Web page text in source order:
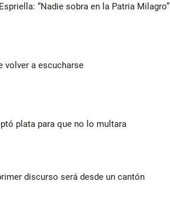
“Nadie sobra en la Patria Milagro”
volver a escucharse
plata para que no lo multara
discurso será desde un cantón